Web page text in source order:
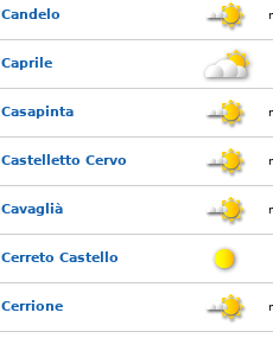
Candelo
Caprile
Casapinta
Castelletto Cervo
Cavaglià
Cerreto Castello
Cerrione